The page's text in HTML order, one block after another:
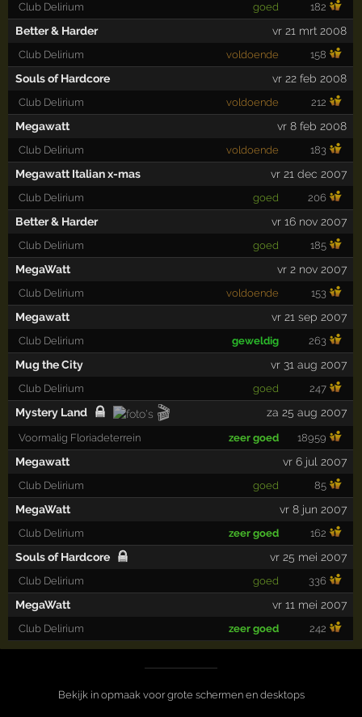
Club Delirium goed 182
Better & Harder vr 21 mrt 2008
Club Delirium voldoende 158
Souls of Hardcore vr 22 feb 2008
Club Delirium voldoende 212
Megawatt vr 8 feb 2008
Club Delirium voldoende 183
Megawatt Italian x-mas vr 21 dec 2007
Club Delirium goed 206
Better & Harder vr 16 nov 2007
Club Delirium goed 185
MegaWatt vr 2 nov 2007
Club Delirium voldoende 153
Megawatt vr 21 sep 2007
Club Delirium geweldig 263
Mug the City vr 31 aug 2007
Club Delirium goed 247
Mystery Land 🎬 za 25 aug 2007
Voormalig Floriadeterrein zeer goed 18959
Megawatt vr 6 jul 2007
Club Delirium goed 85
MegaWatt vr 8 jun 2007
Club Delirium zeer goed 162
Souls of Hardcore vr 25 mei 2007
Club Delirium goed 336
MegaWatt vr 11 mei 2007
Club Delirium zeer goed 242
Bekijk in opmaak voor grote schermen en desktops